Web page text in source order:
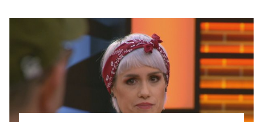
drugačna. Tekmovalke so namreč ugotovile, da za
težke tedenske naloge potrebujejo močne roke, zato
so sklenile, da je že napočil čas za ženski dvoboj. Kot
kaže nocojšnja epizoda, pa so pri izbiri dvobojevalke
precej složne, poleg tega pa bo še počilo med Mario
in Majdo.